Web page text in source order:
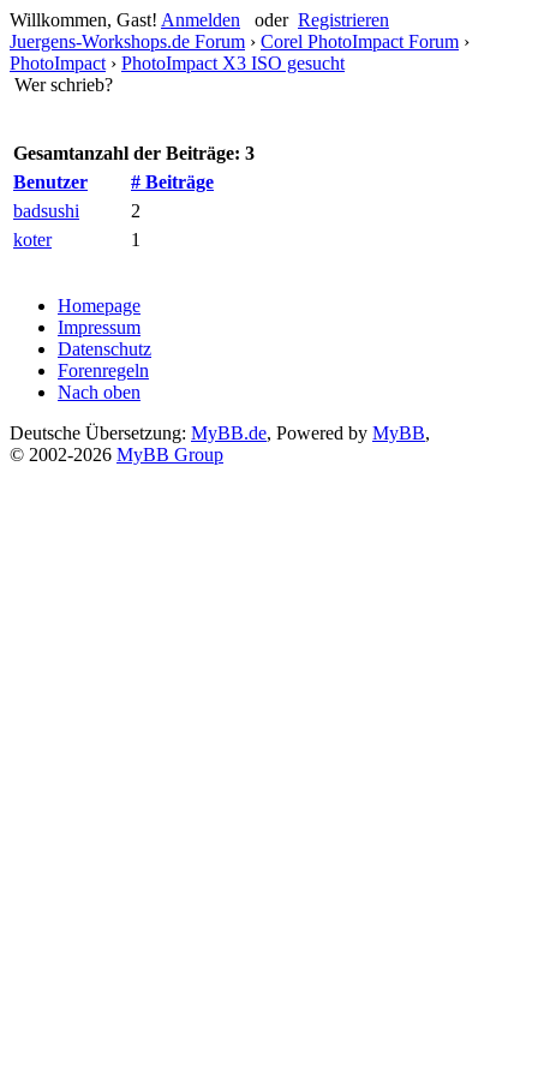
Willkommen, Gast! Anmelden oder Registrieren
Juergens-Workshops.de Forum › Corel PhotoImpact Forum ›
PhotoImpact › PhotoImpact X3 ISO gesucht
Wer schrieb?
Gesamtanzahl der Beiträge: 3
Benutzer
# Beiträge
badsushi
2
koter
1
Homepage
Impressum
Datenschutz
Forenregeln
Nach oben
Deutsche Übersetzung: MyBB.de, Powered by MyBB,
© 2002-2026 MyBB Group